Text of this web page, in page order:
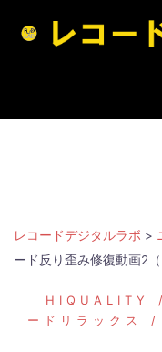
レコードデジタルラボ >
ード反り歪み修復動画2（
HIQUALITY
ードリラックス